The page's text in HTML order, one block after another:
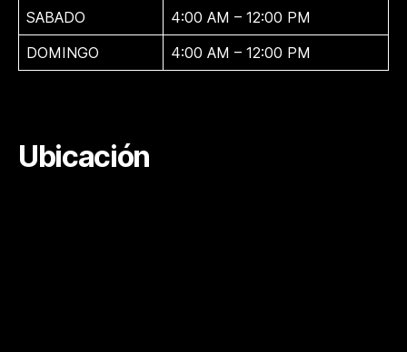
SABADO
4:00 AM – 12:00 PM
DOMINGO
4:00 AM – 12:00 PM
Ubicación